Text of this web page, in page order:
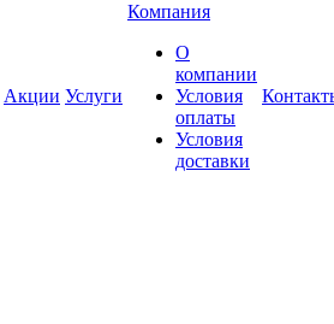
Акции Услуги
Компания
О
компании
Условия
оплаты
Условия
доставки